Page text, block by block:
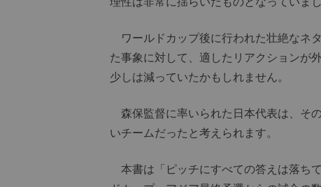
ワールドカップ後に行われた壮絶なネ
た事象に対して、適したリアクションが
少しは減っていたかもしれません。
森保監督に率いられた日本代表は、そ
いチームだったと考えられます。
本書は「ピッチにすべての答えは落ち